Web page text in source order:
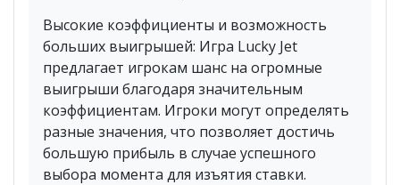
Высокие коэффициенты и возможность
больших выигрышей: Игра Lucky Jet
предлагает игрокам шанс на огромные
выигрыши благодаря значительным
коэффициентам. Игроки могут определять
разные значения, что позволяет достичь
большую прибыль в случае успешного
выбора момента для изъятия ставки.